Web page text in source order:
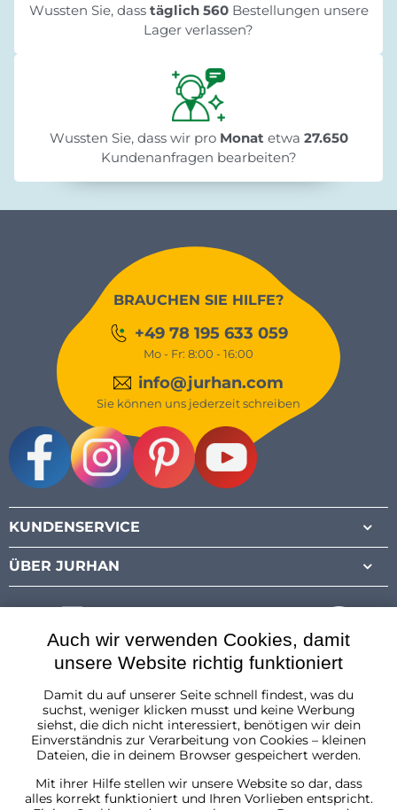
Wussten Sie, dass täglich 560Bestellungen unsere
Lager verlassen?
Wussten Sie, dass wir pro Monat etwa 27.650
Kundenanfragen bearbeiten?
BRAUCHEN SIE HILFE?
+49 78 195 633 059
Mo - Fr: 8:00 - 16:00
info@jurhan.com
Sie können uns jederzeit schreiben
KUNDENSERVICE
ÜBER JURHAN
Österreich
Auch wir verwenden Cookies, damit
unsere Website richtig funktioniert
Damit du auf unserer Seite schnell findest, was du
suchst, weniger klicken musst und keine Werbung
siehst, die dich nicht interessiert, benötigen wir dein
Einverständnis zur Verarbeitung von Cookies – kleinen
Dateien, die in deinem Browser gespeichert werden.
Mit ihrer Hilfe stellen wir unsere Website so dar, dass
alles korrekt funktioniert und Ihren Vorlieben entspricht.